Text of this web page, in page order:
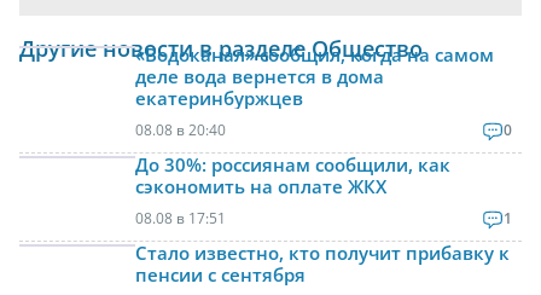
Другие новости в разделе Общество
«Водоканал» сообщил, когда на самом
деле вода вернется в дома
екатеринбуржцев
08.08 в 20:40 0
До 30%: россиянам сообщили, как
сэкономить на оплате ЖКХ
08.08 в 17:51 1
Стало известно, кто получит прибавку к
пенсии с сентября